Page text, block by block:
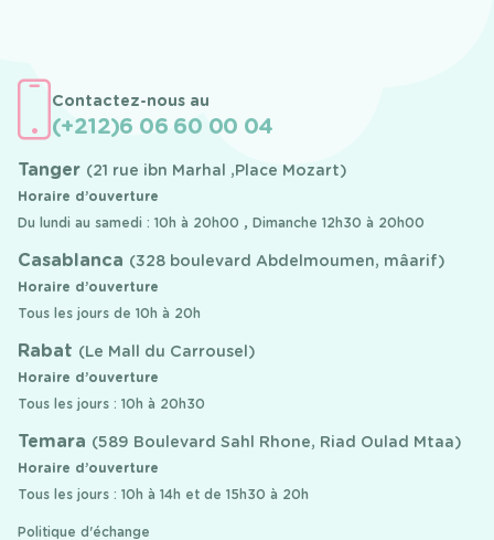
Contactez-nous au
(+212)6 06 60 00 04
Tanger (21 rue ibn Marhal ,Place Mozart)
Horaire d’ouverture
Du lundi au samedi : 10h à 20h00 , Dimanche 12h30 à 20h00
Casablanca (328 boulevard Abdelmoumen, mâarif)
Horaire d’ouverture
Tous les jours de 10h à 20h
Rabat (Le Mall du Carrousel)
Horaire d’ouverture
Tous les jours : 10h à 20h30
Temara (589 Boulevard Sahl Rhone, Riad Oulad Mtaa)
Horaire d’ouverture
Tous les jours : 10h à 14h et de 15h30 à 20h
Politique d'échange